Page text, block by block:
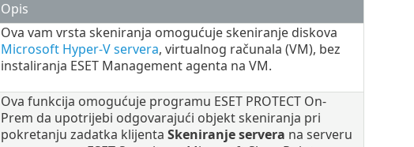
Opis
Ova vam vrsta skeniranja omogućuje skeniranje diskova
Microsoft Hyper-V servera, virtualnog računala (VM), bez
instaliranja ESET Management agenta na VM.
Ova funkcija omogućuje programu ESET PROTECT On-
Prem da upotrijebi odgovarajući objekt skeniranja pri
pokretanju zadatka klijenta Skeniranje servera na serveru